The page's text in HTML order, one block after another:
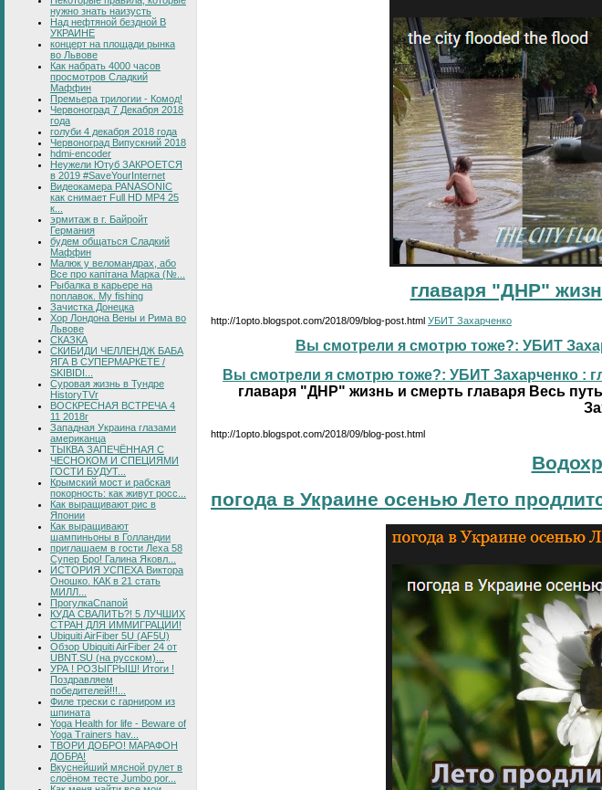
нужно знать наизусть
Над нефтяной бездной В
УКРАИНЕ
концерт на площади рынка
во Львове
Как набрать 4000 часов
просмотров Сладкий
Маффин
Премьера трилогии - Комод!
Червоноград 7 Декабря 2018
года
голуби 4 декабря 2018 года
Червоноград Випускний 2018
hdmi-encoder
Неужели Ютуб ЗАКРОЕТСЯ
в 2019 #SaveYourInternet
Видеокамера PANASONIC
как снимает Full HD MP4 25
к...
эрмитаж в г. Байройт
Германия
будем общаться Сладкий
Маффин
Малюк у веломандрах, або
Все про капітана Марка (№...
Рыбалка в карьере на
поплавок. My fishing
Зачистка Донецка
Хор Лондона Вены и Рима во
Львове
СКАЗКА
СКИБИДИ ЧЕЛЛЕНДЖ БАБА
ЯГА В СУПЕРМАРКЕТЕ /
SKIBIDI...
Суровая жизнь в Тундре
HistoryTVr
ВОСКРЕСНАЯ ВСТРЕЧА 4
11 2018г
Западная Украина глазами
американца
ТЫКВА ЗАПЕЧЁННАЯ С
ЧЕСНОКОМ И СПЕЦИЯМИ
ГОСТИ БУДУТ...
Крымский мост и рабская
покорность: как живут росс...
Как выращивают рис в
Японии
Как выращивают
шампиньоны в Голландии
приглашаем в гости Леха 58
Супер Бро! Галина Яковл...
ИСТОРИЯ УСПЕХА Виктора
Оношко. КАК в 21 стать
МИЛЛ...
ПрогулкаСпапой
КУДА СВАЛИТЬ?! 5 ЛУЧШИХ
СТРАН ДЛЯ ИММИГРАЦИИ!
Ubiquiti AirFiber 5U (AF5U)
Обзор Ubiquiti AirFiber 24 от
UBNT.SU (на русском)...
УРА ! РОЗЫГРЫШ! Итоги !
Поздравляем
победителей!!!...
Филе трески с гарниром из
шпината
Yoga Health for life - Beware of
Yoga Trainers hav...
ТВОРИ ДОБРО! МАРАФОН
ДОБРА!
Вкуснейший мясной рулет в
слоёном тесте Jumbo por...
главаря "ДНР"
http://1opto.blogspot.com/2018/09/blog-post.html УБИТ Захарченко
Вы смотрели я смотрю тоже?: УБИТ
Вы смотрели я смотрю тоже?: УБИТ Захарченко :
главаря "ДНР" жизнь и смерть главаря Весь
http://1opto.blogspot.com/2018/09/blog-post.html
погода в Украине осенью Лето